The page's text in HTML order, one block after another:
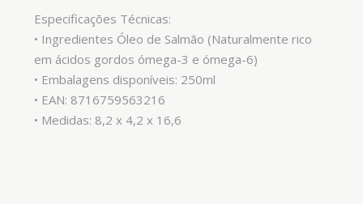
Especificações Técnicas:
• Ingredientes Óleo de Salmão (Naturalmente rico
em ácidos gordos ómega-3 e ómega-6)
• Embalagens disponíveis: 250ml
• EAN: 8716759563216
• Medidas: 8,2 x 4,2 x 16,6